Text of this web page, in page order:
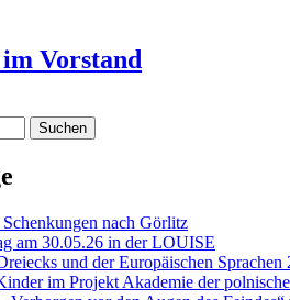
Vorstand
nach Görlitz
am 30.05.26 in der LOUISE
und der Europäischen
im Projekt Akademie der